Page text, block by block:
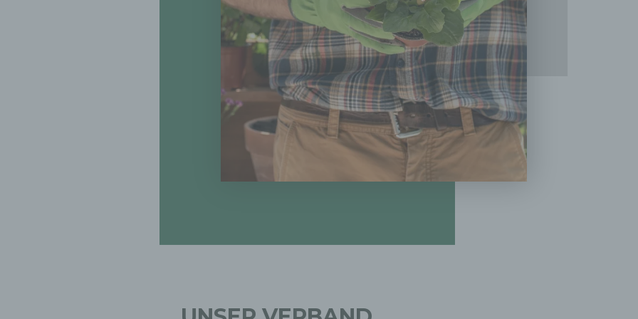
ist jede Art der automatisierten Verarbeitung
Daten, die darin besteht, dass diese
Daten verwendet werden, um bestimmte
Aspekte, die sich auf eine natürliche Person beziehen, zu
insbesondere, um Aspekte bezüglich Arbeitsleistung,
Lage, Gesundheit, persönlicher Vorlieben, Interessen,
Verhalten, Aufenthaltsort oder Ortswechsel dieser
Person zu analysieren oder vorherzusagen.
Informationen gesondert aufbewahrt werden und